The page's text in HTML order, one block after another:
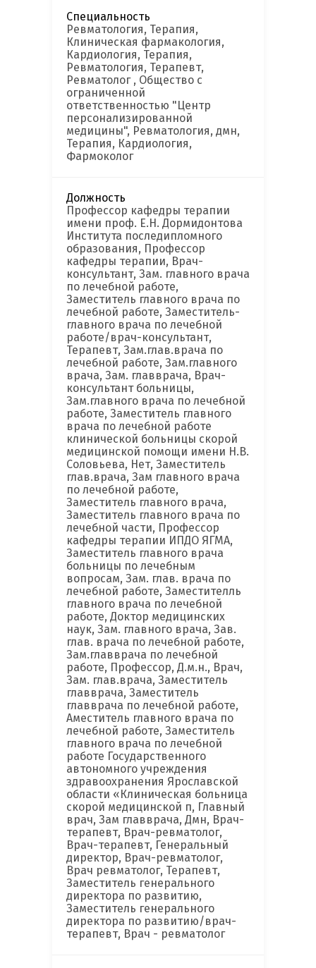
Специальность
Ревматология, Терапия,
Клиническая фармакология,
Кардиология, Терапия,
Ревматология, Терапевт,
Ревматолог , Общество с
ограниченной
ответственностью "Центр
персонализированной
медицины", Ревматология, дмн,
Терапия, Кардиология,
Фармоколог
Должность
Профессор кафедры терапии
имени проф. Е.Н. Дормидонтова
Института последипломного
образования, Профессор
кафедры терапии, Врач-
консультант, Зам. главного врача
по лечебной работе,
Заместитель главного врача по
лечебной работе, Заместитель-
главного врача по лечебной
работе/врач-консультант,
Терапевт, Зам.глав.врача по
лечебной работе, Зам.главного
врача, Зам. главврача, Врач-
консультант больницы,
Зам.главного врача по лечебной
работе, Заместитель главного
врача по лечебной работе
клинической больницы скорой
медицинской помощи имени Н.В.
Соловьева, Нет, Заместитель
глав.врача, Зам главного врача
по лечебной работе,
Заместитель главного врача,
Заместитель главного врача по
лечебной части, Профессор
кафедры терапии ИПДО ЯГМА,
Заместитель главного врача
больницы по лечебным
вопросам, Зам. глав. врача по
лечебной работе, Заместителль
главного врача по лечебной
работе, Доктор медицинских
наук, Зам. главного врача, Зав.
глав. врача по лечебной работе,
Зам.главврача по лечебной
работе, Профессор, Д.м.н., Врач,
Зам. глав.врача, Заместитель
главврача, Заместитель
главврача по лечебной работе,
Аместитель главного врача по
лечебной работе, Заместитель
главного врача по лечебной
работе Государственного
автономного учреждения
здравоохранения Ярославской
области «Клиническая больница
скорой медицинской п, Главный
врач, Зам главврача, Дмн, Врач-
терапевт, Врач-ревматолог,
Врач-терапевт, Генеральный
директор, Врач-ревматолог,
Врач ревматолог, Терапевт,
Заместитель генерального
директора по развитию,
Заместитель генерального
директора по развитию/врач-
терапевт, Врач - ревматолог